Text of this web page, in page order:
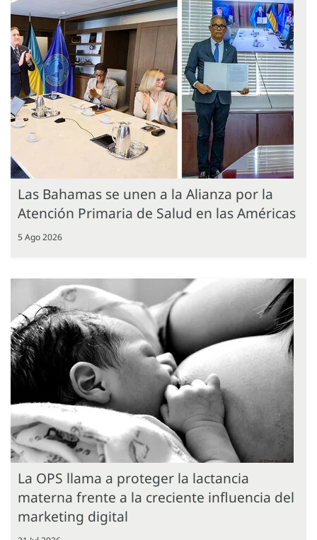
Las Bahamas se unen a la Alianza por la
Atención Primaria de Salud en las Américas
5 Ago 2026
La OPS llama a proteger la lactancia
materna frente a la creciente influencia del
marketing digital